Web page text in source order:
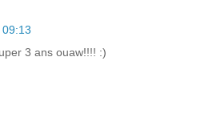
3 ans ouaw!!!! :)